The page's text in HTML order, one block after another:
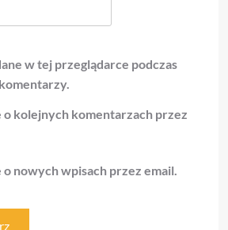
w tej przeglądarce podczas
o kolejnych komentarzach przez
o nowych wpisach przez email.